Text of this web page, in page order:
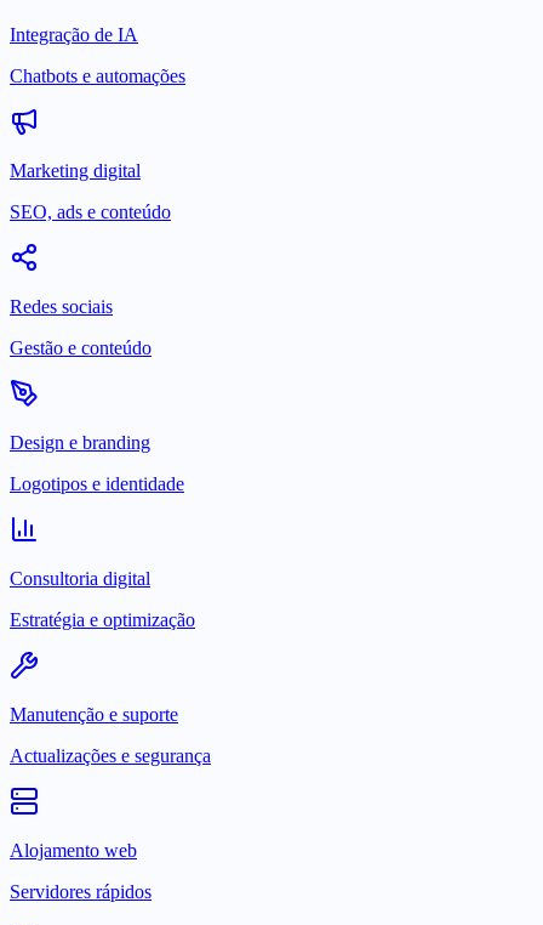
Integração de IA
Chatbots e automações
Marketing digital
SEO, ads e conteúdo
Redes sociais
Gestão e conteúdo
Design e branding
Logotipos e identidade
Consultoria digital
Estratégia e optimização
Manutenção e suporte
Actualizações e segurança
Alojamento web
Servidores rápidos